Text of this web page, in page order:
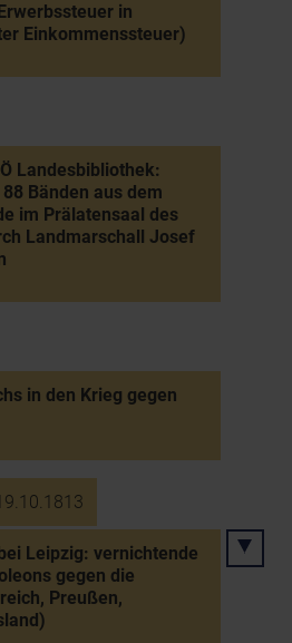
in
Einkommenssteuer)
Landesbibliothek:
Bänden aus dem
im Prälatensaal des
Landmarschall Josef
in den Krieg gegen
Leipzig: vernichtende
gegen die
Preußen,